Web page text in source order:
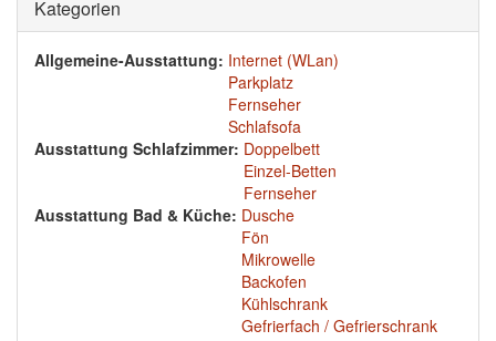
Ausblenden
Kategorien
Allgemeine-Ausstattung: Internet (WLan)
Parkplatz
Fernseher
Schlafsofa
Ausstattung Schlafzimmer: Doppelbett
Einzel-Betten
Fernseher
Ausstattung Bad & Küche: Dusche
Fön
Mikrowelle
Backofen
Kühlschrank
Gefrierfach / Gefrierschrank